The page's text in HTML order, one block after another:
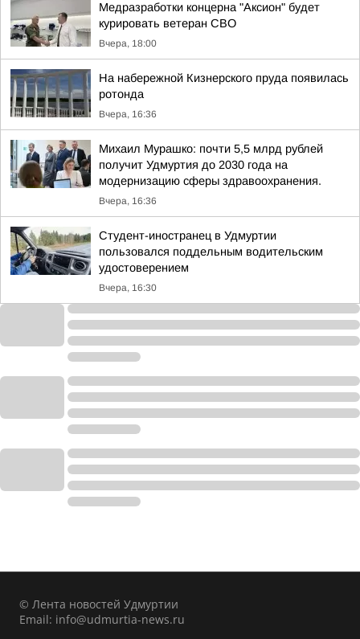
Медразработки концерна "Аксион" будет
курировать ветеран СВО
Вчера, 18:00
На набережной Кизнерского пруда появилась
ротонда
Вчера, 16:36
Михаил Мурашко: почти 5,5 млрд рублей
получит Удмуртия до 2030 года на
модернизацию сферы здравоохранения.
Вчера, 16:36
Студент-иностранец в Удмуртии
пользовался поддельным водительским
удостоверением
Вчера, 16:30
© Лента новостей Удмуртии
Email: info@udmurtia-news.ru